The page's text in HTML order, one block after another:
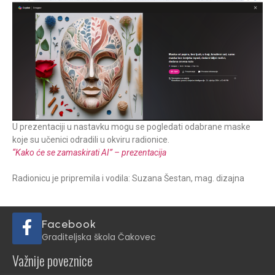
U prezentaciji u nastavku mogu se pogledati odabrane maske
koje su učenici odradili u okviru radionice.
“Kako će se zamaskirati AI” – prezentacija
Radionicu je pripremila i vodila: Suzana Šestan, mag. dizajna
Facebook
Graditeljska škola Čakovec
Važnije poveznice